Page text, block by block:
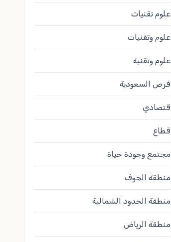
علوم تقنيات
علوم وتقنيات
علوم وتقنية
فرص السعودية
قتصادي
قطاع
مجتمع وجودة حياة
منطقة الجوف
منطقة الحدود الشمالية
منطقة الرياض